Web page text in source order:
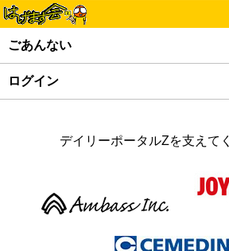
ごあんない
ログイン
デイリーポータルZを支えて